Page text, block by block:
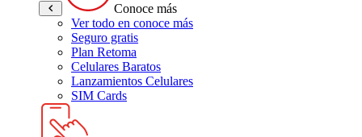
Conoce más
Ver todo en conoce más
Seguro gratis
Plan Retoma
Celulares Baratos
Lanzamientos Celulares
SIM Cards